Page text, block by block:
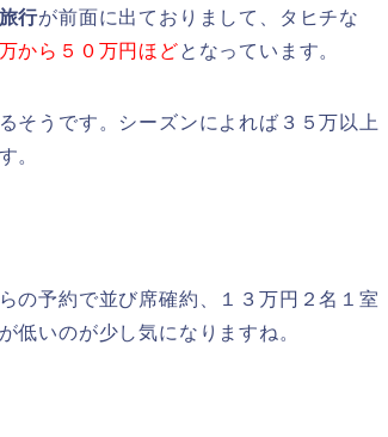
行が前面に出ておりまして、タヒチな
から５０万円ほどとなっています。
そうです。シーズンによれば３５万以上
。
の予約で並び席確約、１３万円２名１室
低いのが少し気になりますね。